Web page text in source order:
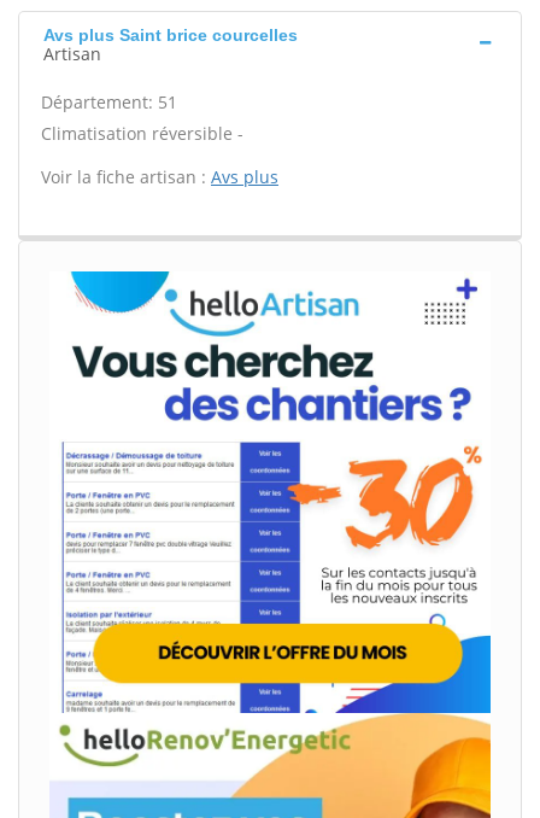
Avs plus Saint brice courcelles
Artisan
Département: 51
Climatisation réversible -
Voir la fiche artisan : Avs plus